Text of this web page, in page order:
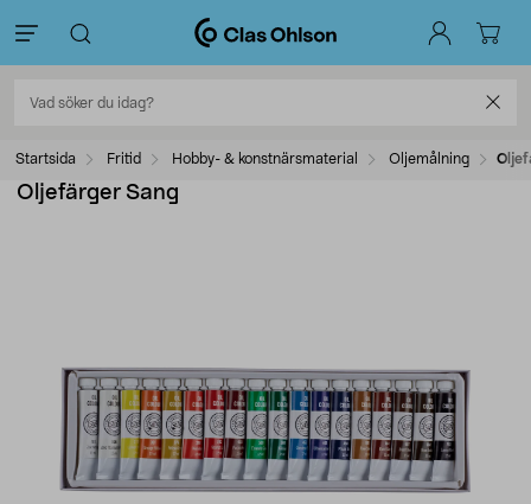
Startsida Fritid Hobby- & konstnärsmaterial Oljemålning
Oljefärger Sang